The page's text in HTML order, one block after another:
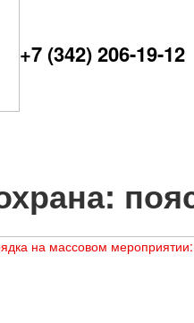
+7 (342) 206-19-12